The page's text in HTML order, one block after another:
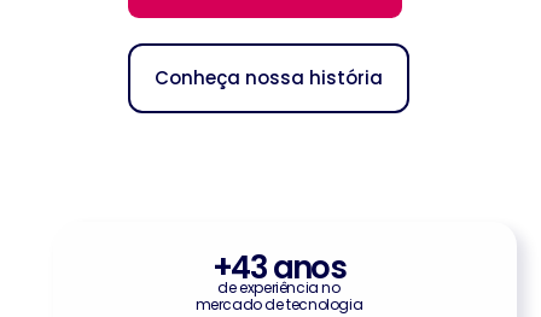
Conheça nossa história
de experiência no
mercado de tecnologia
+43 anos